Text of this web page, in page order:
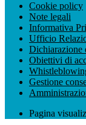
Cookie policy
Note legali
Informativa
Ufficio
Dichiarazione
Obiettivi di
Gestione
Pagina